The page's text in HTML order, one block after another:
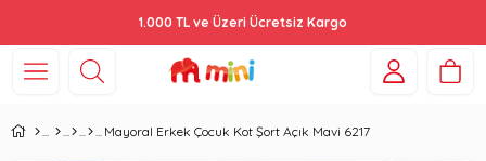
1.000 TL ve Üzeri Ücretsiz Kargo
Mayoral Erkek Çocuk Kot Şort Açık Mavi 6217